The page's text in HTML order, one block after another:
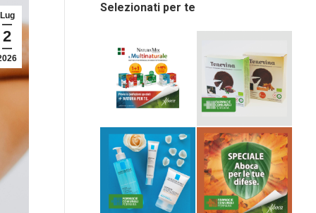
Lug
2
Selezionati per te